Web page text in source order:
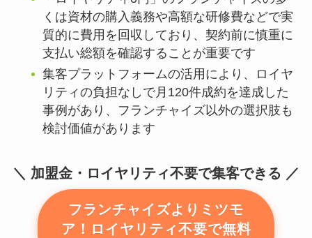
くは資材の購入義務や高額な研修費などで実
質的に費用を回収しており、契約前に慎重に
支払い総額を確認することが重要です
集客プラットフォームの活用により、ロイヤ
リティの負担なしで月120件成約を達成した
事例があり、フランチャイズ以外の選択肢も
検討価値があります
加盟金・ロイヤリティ不要で集客できる
フランチャイズよりミツモ
ア！ロイヤリティ不要で無料